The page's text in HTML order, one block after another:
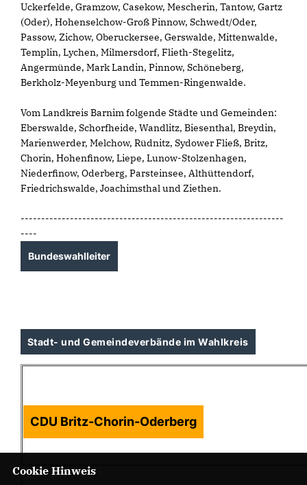
Uckerfelde, Gramzow, Casekow, Mescherin, Tantow, Gartz
(Oder), Hohenselchow-Groß Pinnow, Schwedt/Oder,
Passow, Zichow, Oberuckersee, Gerswalde, Mittenwalde,
Templin, Lychen, Milmersdorf, Flieth-Stegelitz,
Angermünde, Mark Landin, Pinnow, Schöneberg,
Berkholz-Meyenburg und Temmen-Ringenwalde.
Vom Landkreis Barnim folgende Städte und Gemeinden:
Eberswalde, Schorfheide, Wandlitz, Biesenthal, Breydin,
Marienwerder, Melchow, Rüdnitz, Sydower Fließ, Britz,
Chorin, Hohenfinow, Liepe, Lunow-Stolzenhagen,
Niederfinow, Oderberg, Parsteinsee, Althüttendorf,
Friedrichswalde, Joachimsthal und Ziethen.
----------------------------------------------------------------
----
Bundeswahlleiter
Stadt- und Gemeindeverbände im Wahlkreis
CDU Britz-Chorin-Oderberg
Cookie Hinweis